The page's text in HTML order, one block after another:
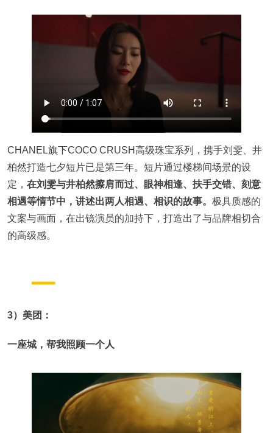
CHANEL旗下COCO CRUSH高级珠宝系列，携手刘雯、井
柏然打造七夕短片已是第三年。短片通过楼梯间场景的设
定， 在刘雯与井柏然擦肩而过、眼神相逢、扶手交错、刻意
相遇等情节中，讲述出两人相遇、相识的故事。 极具质感的
文案与画面，在出镜演员的加持下，打造出了与品牌相切合
的高级感。
3）美团：
一座城，帮我照顾一个人